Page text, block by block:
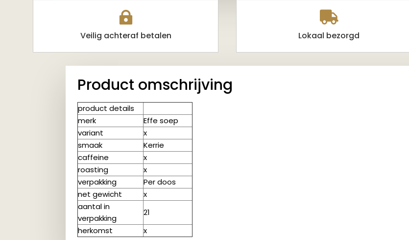

Veilig achteraf betalen

Lokaal bezorgd
Product omschrijving
product details
merk
Effe soep
variant
x
smaak
Kerrie
caffeine
x
roasting
x
verpakking
Per doos
net gewicht
x
aantal in
verpakking
21
herkomst
x